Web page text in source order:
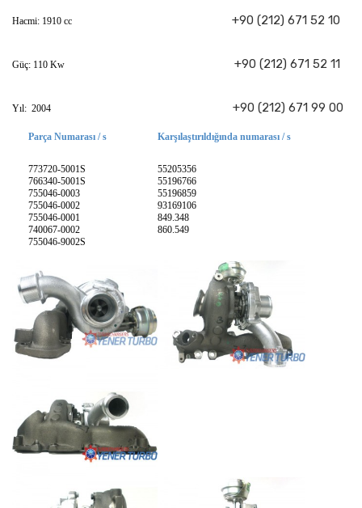
Hacmi: 1910 cc +90 (212) 671 52 10
Güç: 110 Kw +90 (212) 671 52 11
Yıl: 2004 +90 (212) 671 99 00
Parça Numarası / s
773720-5001S
766340-5001S
755046-0003
755046-0002
755046-0001
740067-0002
755046-9002S
Karşılaştırıldığında numarası / s
55205356
55196766
55196859
93169106
849.348
860.549